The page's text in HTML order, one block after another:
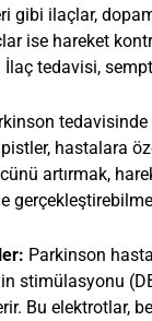
gibi ilaçlar,
ise hareket
İlaç tedavisi,
hastalara
artırmak,
Parkinson
stimülasyonu
Bu elektrotlar,